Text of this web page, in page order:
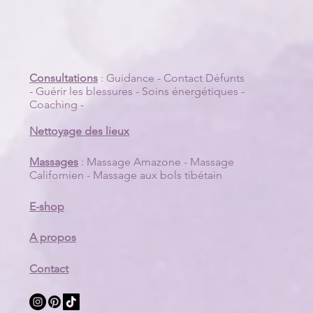
de la Mort :
d'un symbole
Consultations : Guidance - Contact Défunts
- Guérir les blessures - Soins énergétiques -
Coaching -
Nettoyage des lieux
Massages : Massage Amazone - Massage
Californien - Massage aux bols tibétain
E-shop
A propos
Contact